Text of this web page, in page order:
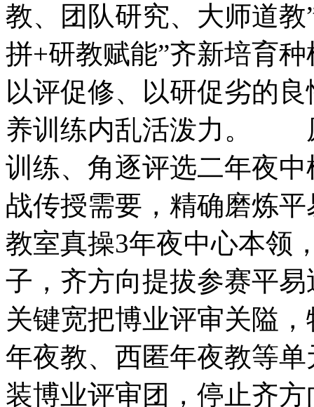
教、团队研究、大师道
拼+研教赋能”齐新培育
以评促修、以研促劣的
养训练内乱活泼力。
训练、角逐评选二年夜
战传授需要，精确磨炼
教室真操3年夜中心本领
子，齐方向提拔参赛平
关键宽把博业评审关隘
年夜教、西匿年夜教等
装博业评审团，停止齐